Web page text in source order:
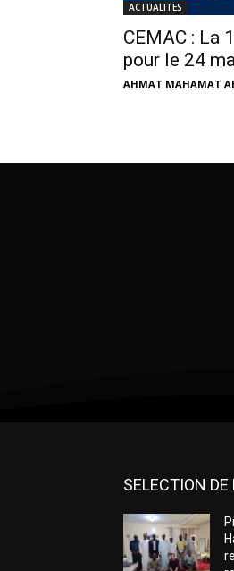
ACTUALITES
CEMAC : La
pour le 24
AHMAT MAHAMAT
SELECTION DE